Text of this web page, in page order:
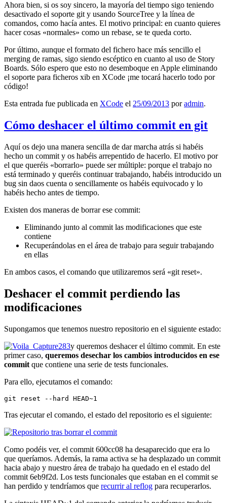
Ahora bien, si os soy sincero, la mayoría del tiempo sigo teniendo
desactivado el soporte git y usando SourceTree y la línea de
comandos, como hacía antes. El motivo principal: en cuanto quieres
hacer cosas «normales» como un rebase, se te queda corto.
Por último, aunque el formato del fichero hace más sencillo el
merging de ramas, sigo siendo escéptico en cuanto al uso de Story
Boards. Sólo espero que esto no desemboque en Apple eliminando
el soporte para ficheros xib en XCode ¡me tocará hacerlo todo por
código!
Esta entrada fue publicada en XCode el 25/09/2013 poradmin.
Cómo deshacer el último commit en git
Aquí os dejo una manera sencilla de dar marcha atrás si habéis
hecho un commit y os habéis arrepentido de hacerlo. El motivo por
el que queréis «borrarlo» puede ser múltiple: porque el trabajo no
está terminado y queréis continuar trabajando, habéis introducido un
bug sin daos cuenta o sencillamente os habéis equivocado y lo
habéis hecho antes de tiempo.
Existen dos maneras de borrar ese commit:
Eliminando junto al commit las modificaciones que este
contiene
Recuperándolas en el área de trabajo para seguir trabajando
en ellas
En ambos casos, el comando que utilizaremos será «git reset».
Deshacer el commit perdiendo las
modificaciones
Supongamos que tenemos nuestro repositorio en el siguiente estado:
y queremos deshacer el último commit. En este
primer caso, queremos desechar los cambios introducidos en ese
commit que contiene una serie de tests funcionales.
Para ello, ejecutamos el comando:
git reset --hard HEAD~1
Tras ejecutar el comando, el estado del repositorio es el siguiente:
Como podéis ver, el commit 600cc08 ha desaparecido que era lo
que queríamos. Además, la rama activa se ha desplazado un commit
hacia abajo y nuestro área de trabajo ha quedado en el estado del
commit 6eb9f2d. Los tests funcionales que estaban en el commit se
han perdido y tendríamos que recurrir al reflog para recuperarlos.